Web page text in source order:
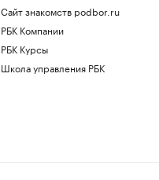
Сайт знакомств podbor.ru
РБК Компании
РБК Курсы
Школа управления РБК